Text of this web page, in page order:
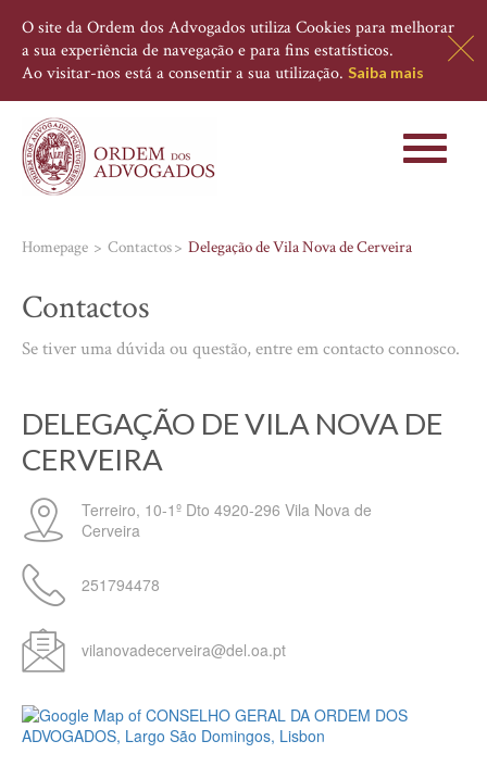
O site da Ordem dos Advogados utiliza Cookies para melhorar
a sua experiência de navegação e para fins estatísticos.
Ao visitar-nos está a consentir a sua utilização. Saiba mais
Toggle
Homepage Contactos Delegação de Vila Nova de Cerveira
Contactos
Se tiver uma dúvida ou questão, entre em contacto connosco.
DELEGAÇÃO DE VILA NOVA DE
CERVEIRA
Terreiro, 10-1º Dto 4920-296 Vila Nova de
Cerveira
251794478
vilanovadecerveira@del.oa.pt